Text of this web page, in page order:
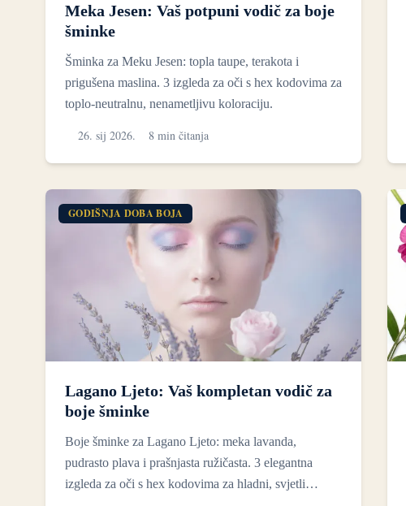
Meka Jesen: Vaš potpuni vodič za boje
šminke
Šminka za Meku Jesen: topla taupe, terakota i
prigušena maslina. 3 izgleda za oči s hex kodovima za
toplo-neutralnu, nenametljivu koloraciju.
26. sij 2026. 8 min čitanja
GODIŠNJA DOBA BOJA
Lagano Ljeto: Vaš kompletan vodič za
boje šminke
Boje šminke za Lagano Ljeto: meka lavanda,
pudrasto plava i prašnjasta ružičasta. 3 elegantna
izgleda za oči s hex kodovima za hladni, svjetli